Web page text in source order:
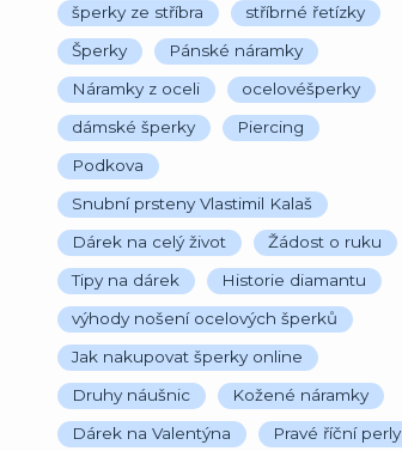
šperky ze stříbra
stříbrné řetízky
Šperky
Pánské náramky
Náramky z oceli
ocelovéšperky
dámské šperky
Piercing
Podkova
Snubní prsteny Vlastimil Kalaš
Dárek na celý život
Žádost o ruku
Tipy na dárek
Historie diamantu
výhody nošení ocelových šperků
Jak nakupovat šperky online
Druhy náušnic
Kožené náramky
Dárek na Valentýna
Pravé říční perly